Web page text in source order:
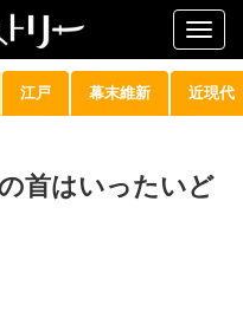
江戸 幕末維新 近現代
首はいったいど